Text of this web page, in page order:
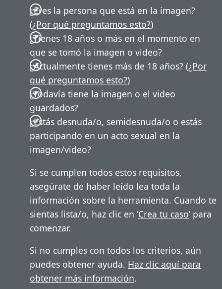
¿Eres la persona que está en la imagen?
(¿Por qué preguntamos esto?)
¿Tienes 18 años o más en el momento en
que se tomó la imagen o video?
¿Actualmente tienes más de 18 años? (¿Por
qué preguntamos esto?)
¿Todavía tiene la imagen o el video
guardados?
¿Estás desnuda/o, semidesnuda/o o estás
participando en un acto sexual en la
imagen/video?
Si se cumplen todos estos requisitos,
asegúrate de haber leído lea toda la
información sobre la herramienta. Cuando te
sientas lista/o, haz clic en ‘Crea tu caso’ para
comenzar.
Si no cumples con todos los criterios, aún
puedes obtener ayuda. Haz clic aquí para
obtener más información.